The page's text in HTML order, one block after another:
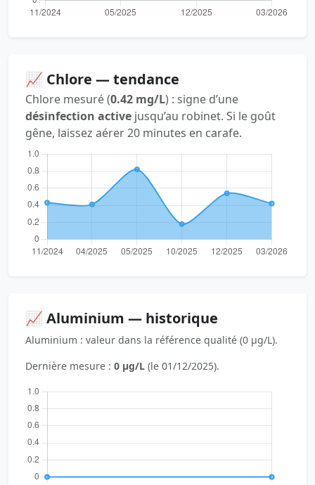
📈 Chlore — tendance
Chlore mesuré (0.42 mg/L) : signe d’une
désinfection active jusqu’au robinet. Si le goût
gêne, laissez aérer 20 minutes en carafe.
📈 Aluminium — historique
Aluminium : valeur dans la référence qualité (0 µg/L).
Dernière mesure : 0 µg/L (le 01/12/2025).